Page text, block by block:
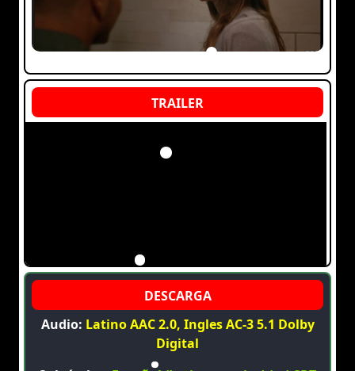
Audio: Latino AAC 2.0, Ingles AC-3 5.1 Dolby
Digital